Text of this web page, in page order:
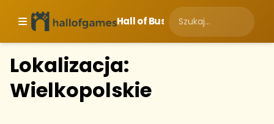
Hall of Business
Lokalizacja:
Wielkopolskie